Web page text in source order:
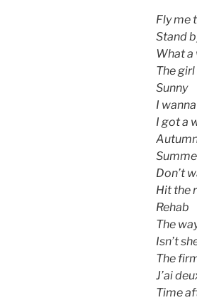
Fly me
Stand
What
The
Sunny
I
I got a
Don’t
Hit the
Rehab
The
Isn’t
The
J’ai
Time